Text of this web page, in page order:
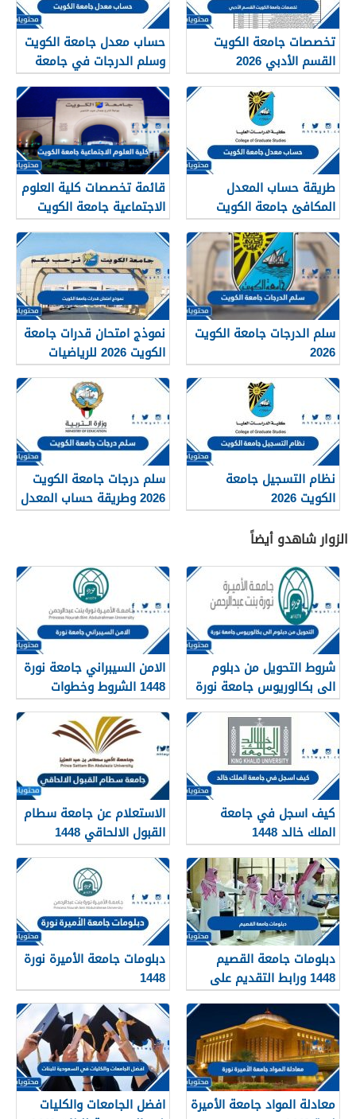
تخصصات جامعة الكويت
القسم الأدبي 2026
حساب معدل جامعة الكويت
وسلم الدرجات في جامعة
الكويت 2026
طريقة حساب المعدل
المكافئ جامعة الكويت
2026
قائمة تخصصات كلية العلوم
الاجتماعية جامعة الكويت
2026
سلم الدرجات جامعة الكويت
2026
نموذج امتحان قدرات جامعة
الكويت 2026 للرياضيات
والعربية والكيمياء
والانجليزية
نظام التسجيل جامعة
الكويت 2026
سلم درجات جامعة الكويت
2026 وطريقة حساب المعدل
الزوار شاهدو أيضاً
شروط التحويل من دبلوم
الى بكالوريوس جامعة نورة
1448
الامن السيبراني جامعة نورة
1448 الشروط وخطوات
التقديم
كيف اسجل في جامعة
الملك خالد 1448
الاستعلام عن جامعة سطام
القبول الالحاقي 1448
دبلومات جامعة القصيم
1448 ورابط التقديم على
دبلومات جامعة القصيم
qudcss.com
دبلومات جامعة الأميرة نورة
1448
معادلة المواد جامعة الأميرة
افضل الجامعات والكليات